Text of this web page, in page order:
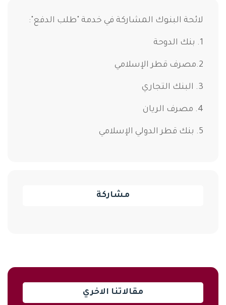
لائحة البنوك المشاركة في خدمة "طلب الدفع":
1. بنك الدوحة
2.مصرف قطر الإسلامي
3. البنك التجاري
4. مصرف الريان
5. بنك قطر الدولي الإسلامي
مشاركة
مقالاتنا الاخري